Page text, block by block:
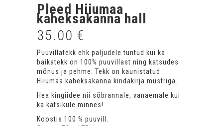
Pleed Hiiumaa
kaheksakanna hall
35.00 €
Puuvillatekk ehk paljudele tuntud kui ka
baikatekk on 100% puuvillast ning katsudes
mõnus ja pehme. Tekk on kaunistatud
Hiiumaa kaheksakanna kindakirja mustriga.
Hea kingiidee nii sõbrannale, vanaemale kui
ka katsikule minnes!
Koostis 100 % puuvill.